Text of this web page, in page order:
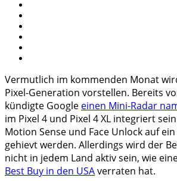
Vermutlich im kommenden Monat
Pixel-Generation vorstellen. Bereits
kündigte Google einen Mini-Radar
im Pixel 4 und Pixel 4 XL integriert
Motion Sense und Face Unlock auf
gehievt werden. Allerdings wird der
nicht in jedem Land aktiv sein, wie
Best Buy in den USAverraten hat.